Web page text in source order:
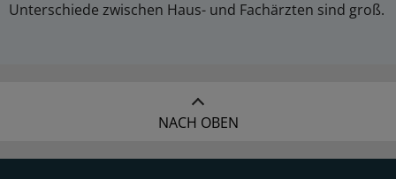
Unterschiede zwischen Haus- und Fachärzten sind groß.
NACH OBEN